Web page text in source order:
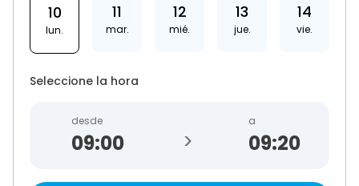
10
lun.
11
mar.
12
mié.
13
jue.
14
vie.
Seleccione la hora
desde
>
a
09:20